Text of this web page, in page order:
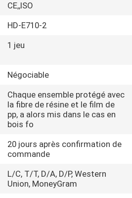
CE,,ISO
HD-E710-2
1 jeu
Négociable
Chaque ensemble protégé avec
la fibre de résine et le film de
pp, a alors mis dans le cas en
bois fo
20 jours après confirmation de
commande
L/C, T/T, D/A, D/P, Western
Union, MoneyGram